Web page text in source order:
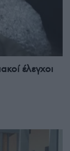
έλεγχοι